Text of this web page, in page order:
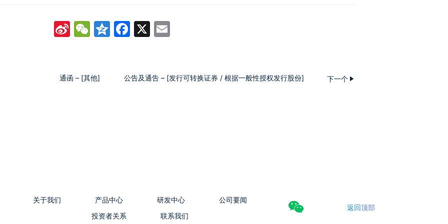
SinaWeChat
Qzone
Facebook
X
通函 – [其他] 公告及通告 – [发行可转换证券 / 根据一般性授权发行股份] 下一个
关于我们 产品中心 研发中心
公司要闻
投资者关系
联系我们
返回顶部